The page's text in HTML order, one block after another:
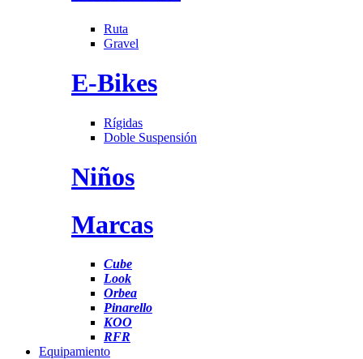
Ruta
Gravel
E-Bikes
Rígidas
Doble Suspensión
Niños
Marcas
Cube
Look
Orbea
Pinarello
KOO
RFR
Equipamiento